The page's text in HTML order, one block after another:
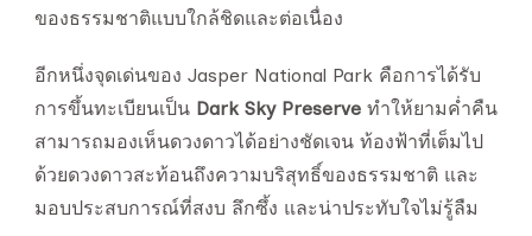
ของธรรมชาติแบบใกล้ชิดและต่อเนื่อง
อีกหนึ่งจุดเด่นของ Jasper National Park คือการได้รับ
การขึ้นทะเบียนเป็น Dark Sky Preserve ทำให้ยามค่ำคืน
สามารถมองเห็นดวงดาวได้อย่างชัดเจน ท้องฟ้าที่เต็มไป
ด้วยดวงดาวสะท้อนถึงความบริสุทธิ์ของธรรมชาติ และ
มอบประสบการณ์ที่สงบ ลึกซึ้ง และน่าประทับใจไม่รู้ลืม